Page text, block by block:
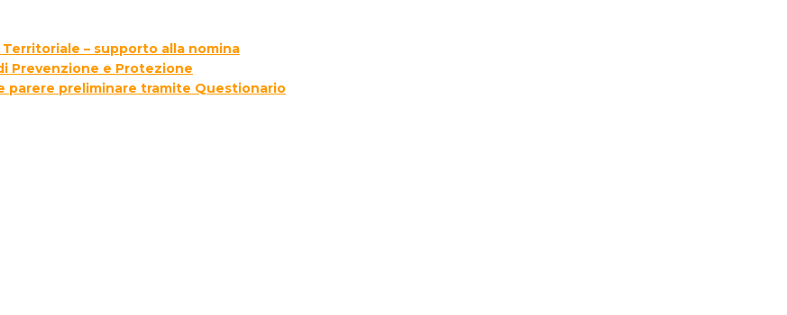
– supporto alla nomina
Prevenzione e Protezione
parere preliminare tramite Questionario